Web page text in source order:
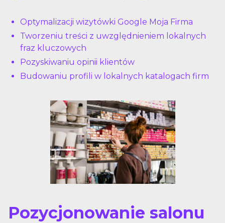
Optymalizacji wizytówki Google Moja Firma
Tworzeniu treści z uwzględnieniem lokalnych
fraz kluczowych
Pozyskiwaniu opinii klientów
Budowaniu profili w lokalnych katalogach firm
Pozycjonowanie salonu